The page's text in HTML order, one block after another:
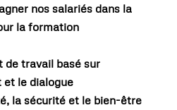
nos salariés dans la
la formation
de travail basé sur
et le dialogue
la sécurité et le bien-être